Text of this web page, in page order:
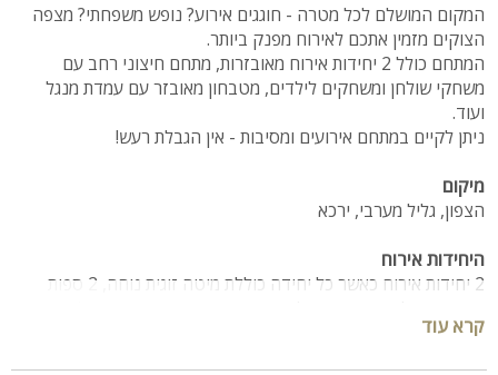
המקום המושלם לכל מטרה - חוגגים אירוע? נופש משפחתי? מצפה
הצוקים מזמין אתכם לאירוח מפנק ביותר.
המתחם כולל 2 יחידות אירוח מאובזרות, מתחם חיצוני רחב עם
משחקי שולחן ומשחקים לילדים, מטבחון מאובזר עם עמדת מנגל
ועוד.
ניתן לקיים במתחם אירועים ומסיבות - אין הגבלת רעש!
מיקום
הצפון, גליל מערבי, ירכא
היחידות אירוח
2 יחידות אירוח כאשר כל יחידה כוללת מיטה זוגית נוחה, 2 ספות
קטן, קומקום חשמלי, פינת קפה ופלטת חימום)
קרא עוד